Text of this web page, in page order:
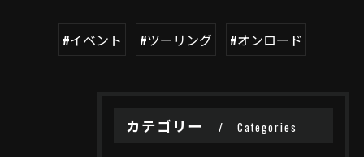
#イベント #ツーリング #オンロード
カテゴリー Categories